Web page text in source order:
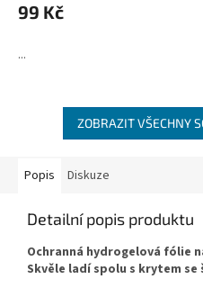
99 Kč
...
ZOBRAZIT VŠECHNY
Popis Diskuze
Detailní popis produktu
Ochranná hydrogelová fólie
Skvěle ladí spolu s krytem se